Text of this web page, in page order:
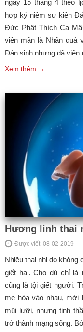
ngày 15 tháng 4 theo
hợp kỷ niệm sự kiện
Đức Phật Thích Ca
viên mãn là Nhân quả
Đản sinh nhưng đã viên
Xem thêm →
Hương linh thai
Được viết: 08-02-2019
Nhiều thai nhi do không
giết hại. Cho dù chỉ là
cũng là tội giết người.
mẹ hòa vào nhau, mới
mũi lưỡi, nhưng tinh
trở thành mạng sống.